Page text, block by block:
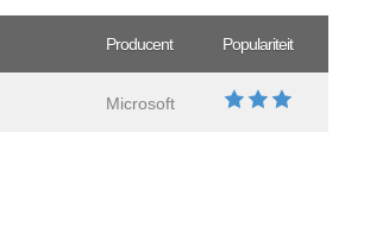
Producent Populariteit
Microsoft